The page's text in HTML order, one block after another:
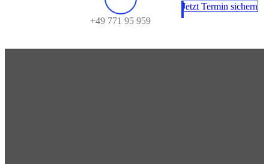
+49 771 95 959
Jetzt Termin sichern